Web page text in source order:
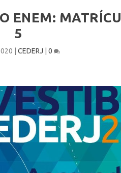
ENEM:
5
|CEDERJ |0